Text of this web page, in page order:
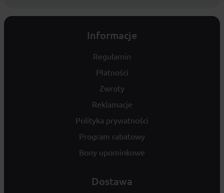
Informacje
Regulamin
Płatności
Zwroty
Reklamacje
Polityka prywatności
Program rabatowy
Bony upominkowe
Dostawa